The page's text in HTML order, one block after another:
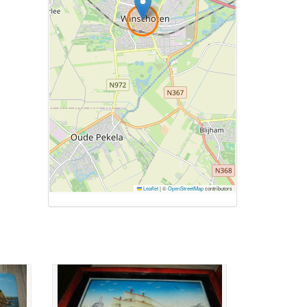
Leaflet|©OpenStreetMapcontributors